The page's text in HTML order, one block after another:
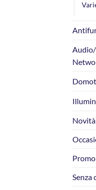
Novità
Promo
Senza
AGGIUNGI
ALLA
DESIDERI
Parabola Alluminio 40 cm.